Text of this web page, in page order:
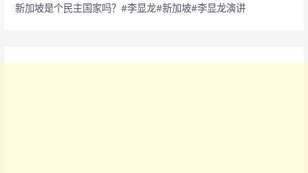
新加坡是个民主国家吗？#李显龙#新加坡#李显龙演讲